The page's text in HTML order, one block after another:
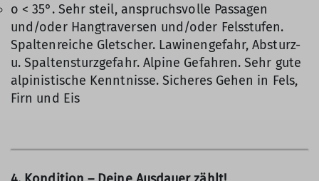
o < 35°. Sehr steil, anspruchsvolle Passagen
und/oder Hangtraversen und/oder Felsstufen.
Spaltenreiche Gletscher. Lawinengefahr, Absturz-
u. Spaltensturzgefahr. Alpine Gefahren. Sehr gute
alpinistische Kenntnisse. Sicheres Gehen in Fels,
Firn und Eis